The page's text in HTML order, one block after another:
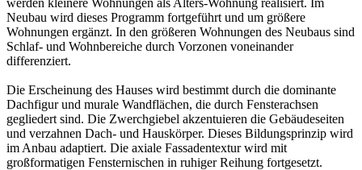
Neubau wird dieses Programm fortgeführt und um größere
Wohnungen ergänzt. In den größeren Wohnungen des Neubaus sind
Schlaf- und Wohnbereiche durch Vorzonen voneinander
differenziert.
Die Erscheinung des Hauses wird bestimmt durch die dominante
Dachfigur und murale Wandflächen, die durch Fensterachsen
gegliedert sind. Die Zwerchgiebel akzentuieren die Gebäudeseiten
und verzahnen Dach- und Hauskörper. Dieses Bildungsprinzip wird
im Anbau adaptiert. Die axiale Fassadentextur wird mit
großformatigen Fensternischen in ruhiger Reihung fortgesetzt.